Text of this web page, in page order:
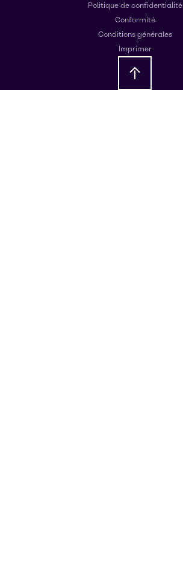
Politique de confidentialité
Conformité
Conditions générales
Imprimer